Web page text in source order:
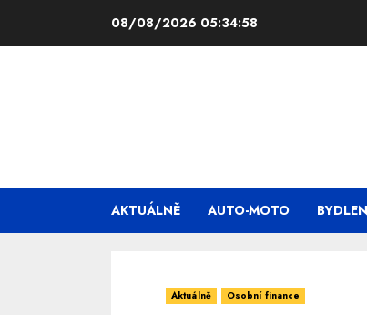
08/08/2026 05:34:59
AKTUÁLNĚ AUTO-MOTO
Aktuálně Osobní finance